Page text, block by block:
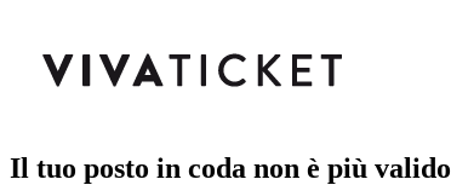
Il tuo posto in coda non è più valido